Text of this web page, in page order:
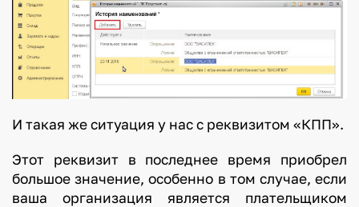
И такая же ситуация у нас с реквизитом «КПП».
Этот реквизит в последнее время приобрел
большое значение, особенно в том случае, если
ваша организация является плательщиком